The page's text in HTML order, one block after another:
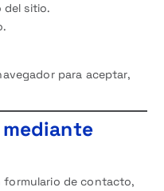
del sitio.
para aceptar,
mediante
formulario de contacto,